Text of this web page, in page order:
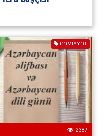
CƏMIYYƏT
2387